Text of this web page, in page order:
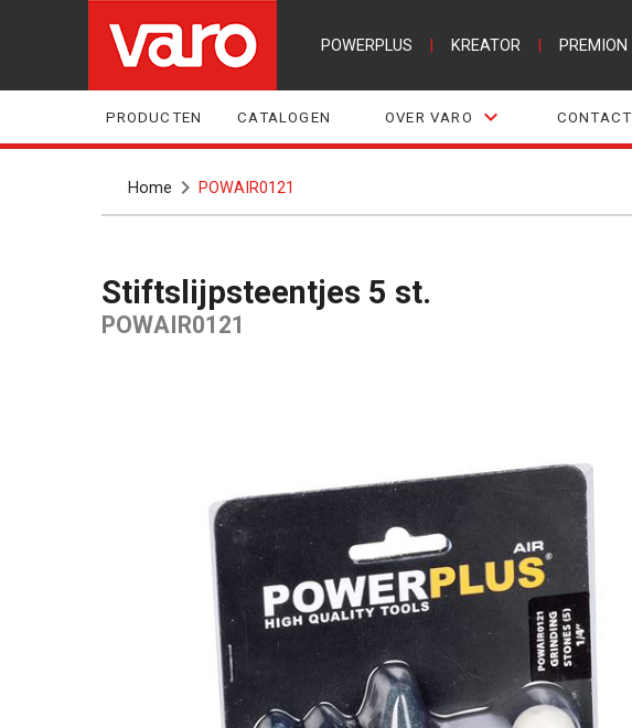
POWERPLUS KREATOR PREMION
PRODUCTEN CATALOGEN OVER VARO CONTACT
Home POWAIR0121
Stiftslijpsteentjes 5 st.
POWAIR0121